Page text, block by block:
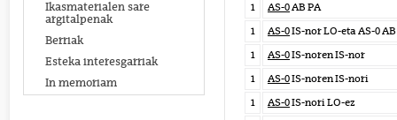
Ikasmaterialen sare
argitalpenak
Berriak
Esteka interesgarriak
In memoriam
1
AS-0AB PA
1
AS-0IS-nor LO-eta AS-0 AB
1
AS-0IS-noren IS-nor
1
AS-0IS-noren IS-nori
1
AS-0IS-nori LO-ez